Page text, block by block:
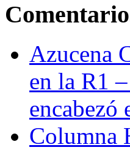
Azucena
en la R1
Columna